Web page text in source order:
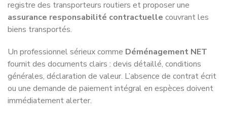
registre des transporteurs routiers et proposer une
assurance responsabilité contractuelle couvrant les
biens transportés.
Un professionnel sérieux comme Déménagement NET
fournit des documents clairs : devis détaillé, conditions
générales, déclaration de valeur. L’absence de contrat écrit
ou une demande de paiement intégral en espèces doivent
immédiatement alerter.